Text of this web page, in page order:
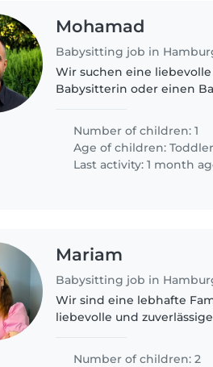
Mohamad
Babysitting job in
Wir suchen eine
Babysitterin oder einen
ist ein sicherer..
Number of children: 1
Age of children:Toddler
Last activity: 1 month
Mariam
Babysitting job in
Wir sind eine lebhafte
liebevolle und
Number of children: 2